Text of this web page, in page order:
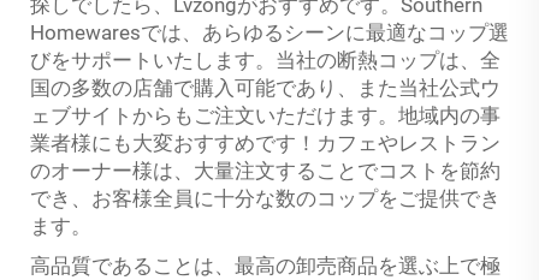
探しでしたら、Lvzongがおすすめです。Southern
Homewaresでは、あらゆるシーンに最適なコップ選
びをサポートいたします。当社の断熱コップは、全
国の多数の店舗で購入可能であり、また当社公式ウ
ェブサイトからもご注文いただけます。地域内の事
業者様にも大変おすすめです！カフェやレストラン
のオーナー様は、大量注文することでコストを節約
でき、お客様全員に十分な数のコップをご提供でき
ます。
高品質であることは、最高の卸売商品を選ぶ上で極